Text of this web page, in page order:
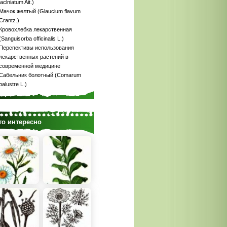
Ait.)
желтый (Glaucium flavum
лекарственная
officinalis L.)
использования
растений в
медицине
болотный (Comarum
L.)
интересно